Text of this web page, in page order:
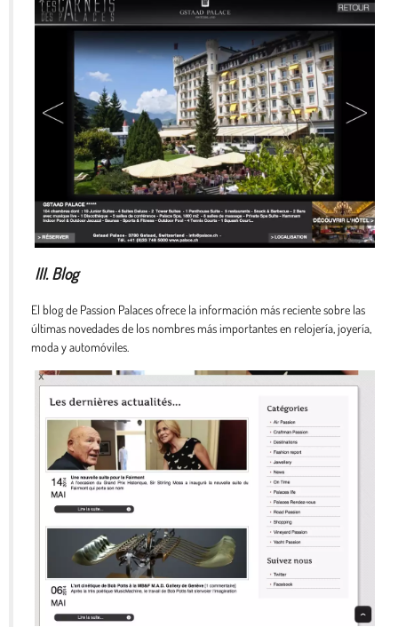
III. Blog
El blog de Passion Palaces ofrece la información más reciente sobre las
últimas novedades de los nombres más importantes en relojería, joyería,
moda y automóviles.